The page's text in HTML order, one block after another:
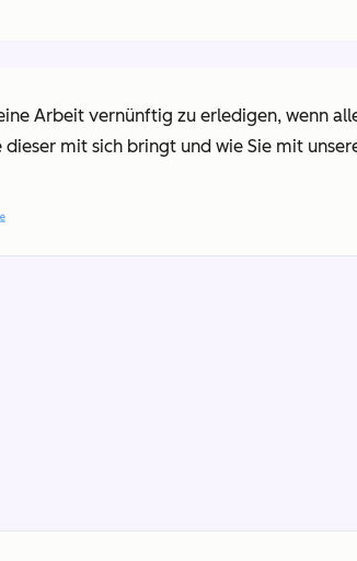
Arbeit vernünftig zu erledigen, wenn
dieser mit sich bringt und wie Sie mit